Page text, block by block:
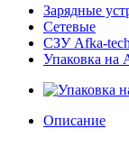
Зарядные
Сетевые
СЗУ Afka-tech
Упаковка на
Описание